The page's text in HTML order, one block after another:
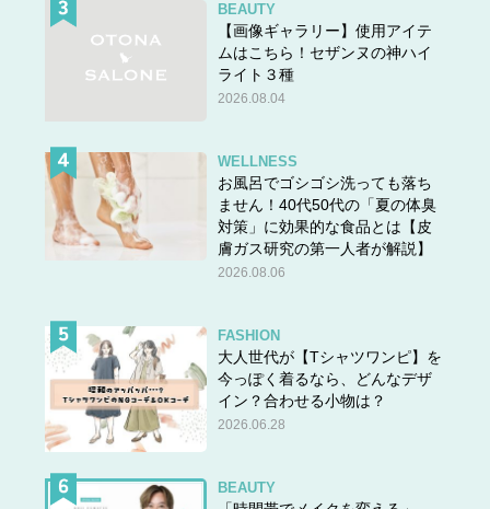
BEAUTY
【画像ギャラリー】使用アイテ
ムはこちら！セザンヌの神ハイ
ライト３種
2026.08.04
WELLNESS
お風呂でゴシゴシ洗っても落ち
ません！40代50代の「夏の体臭
対策」に効果的な食品とは【皮
膚ガス研究の第一人者が解説】
2026.08.06
FASHION
大人世代が【Tシャツワンピ】を
今っぽく着るなら、どんなデザ
イン？合わせる小物は？
2026.06.28
BEAUTY